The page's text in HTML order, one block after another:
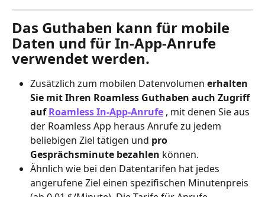
Das Guthaben kann für mobile
Daten und für In-App-Anrufe
verwendet werden.
Zusätzlich zum mobilen Datenvolumen erhalten
Sie mit Ihren Roamless Guthaben auch Zugriff
auf Roamless In-App-Anrufe , mit denen Sie aus
der Roamless App heraus Anrufe zu jedem
beliebigen Ziel tätigen und pro
Gesprächsminute bezahlen können.
Ähnlich wie bei den Datentarifen hat jedes
angerufene Ziel einen spezifischen Minutenpreis